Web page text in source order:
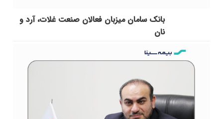
بانک سامان میزبان فعالان صنعت غلات، آرد و
نان